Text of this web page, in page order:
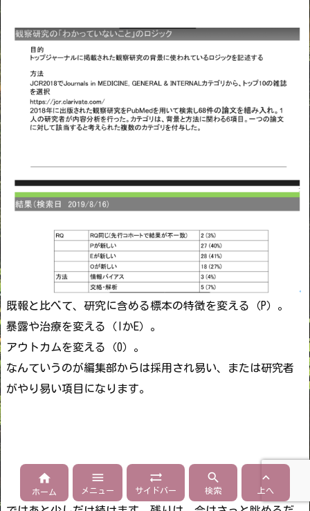
既報と比べて、研究に含める標本の特徴を変える（P）。
暴露や治療を変える（IかE）。
アウトカムを変える（O）。
なんていうのが編集部からは採用され易い、または研究者
がやり易い項目になります。

ホーム

メニュー

サイドバー

検索

上へ